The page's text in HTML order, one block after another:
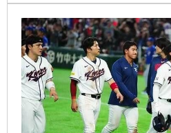
發文更正，經營公司他沒有苦